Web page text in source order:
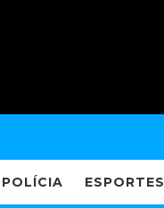
POLÍCIA ESPORTES